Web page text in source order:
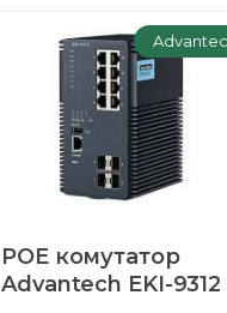
POE комутатор
Advantech EKI-9312